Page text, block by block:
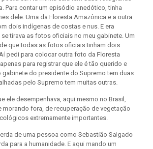
Para contar um episódio anedótico, tinha
dele. Uma da Floresta Amazônica e a outra
dois indígenas de costas e nus. E era
se tirava as fotos oficiais no meu gabinete. Um
que todas as fotos oficiais tinham dois
pedi para colocar outra foto da Floresta
para registrar que ele é tão querido e
gabinete do presidente do Supremo tem duas
pelo Supremo tem muitas outras.
ele desempenhava, aqui mesmo no Brasil,
morando fora, de recuperação de vegetação
extremamente importantes.
de uma pessoa como Sebastião Salgado
para a humanidade. E aqui mando um